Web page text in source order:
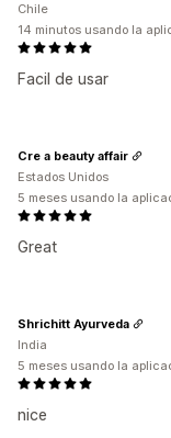
Facil de usar
Chile
14 minutos usando la
Great
Cre a beauty affair
Estados Unidos
5 meses usando la
nice
Shrichitt Ayurveda
India
5 meses usando la